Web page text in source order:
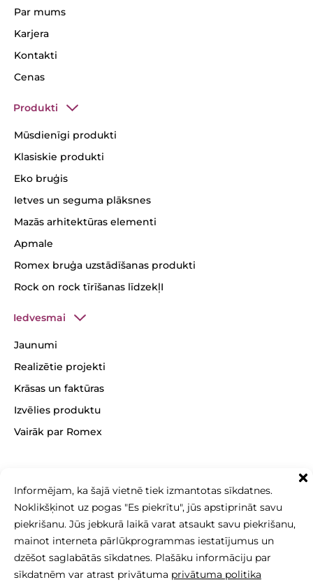
Informējam, ka šajā vietnē tiek izmantotas sīkdatnes.
Noklikšķinot uz pogas "Es piekrītu", jūs apstiprināt savu
piekrišanu. Jūs jebkurā laikā varat atsaukt savu piekrišanu,
mainot interneta pārlūkprogrammas iestatījumus un
dzēšot saglabātās sīkdatnes. Plašāku informāciju par
sīkdatnēm var atrast privātuma privātuma politika
Par mums
Karjera
Kontakti
Cenas
Produkti
Mūsdienīgi produkti
Klasiskie produkti
Eko bruģis
Ietves un seguma plāksnes
Mazās arhitektūras elementi
Apmale
Romex bruģa uzstādīšanas produkti
Rock on rock tīrīšanas līdzekļI
Iedvesmai
Jaunumi
Realizētie projekti
Krāsas un faktūras
Izvēlies produktu
Vairāk par Romex
+371 26 256 256
sales@betonomozaika.lv